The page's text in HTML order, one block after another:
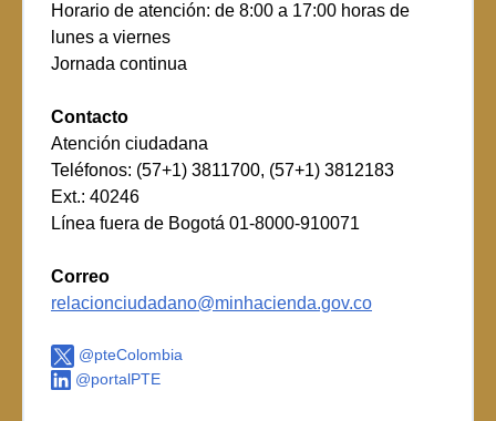
Horario de atención: de 8:00 a 17:00 horas de
lunes a viernes
Jornada continua
Contacto
Atención ciudadana
Teléfonos: (57+1) 3811700, (57+1) 3812183
Ext.: 40246
Línea fuera de Bogotá 01-8000-910071
Correo
relacionciudadano@minhacienda.gov.co
@pteColombia
@portalPTE